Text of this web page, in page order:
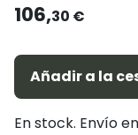
106,30 €
Añadir a la
En stock. Envío